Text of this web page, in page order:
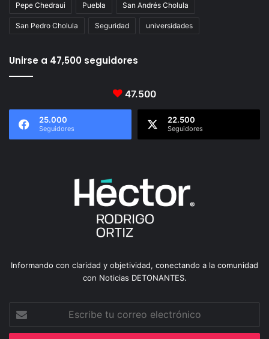
Pepe Chedraui Puebla San Andrés Cholula
San Pedro Cholula Seguridad universidades
Unirse a 47,500 seguidores
47.500
25.000
Seguidores
22.500
Seguidores
Informando con claridad y objetividad, conectando a la comunidad
con Noticias DETONANTES.
correo